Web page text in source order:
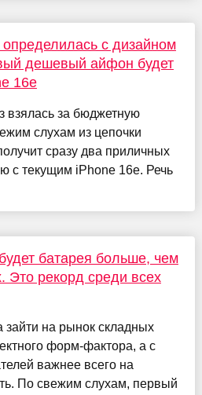
с дизайном
дешевый айфон будет
16e
взялась за бюджетную
слухам из цепочки
сразу два приличных
с текущим iPhone 16e. Речь
батарея больше, чем
Это рекорд среди всех
на рынок складных
форм-фактора, а с
важнее всего на
По свежим слухам, первый